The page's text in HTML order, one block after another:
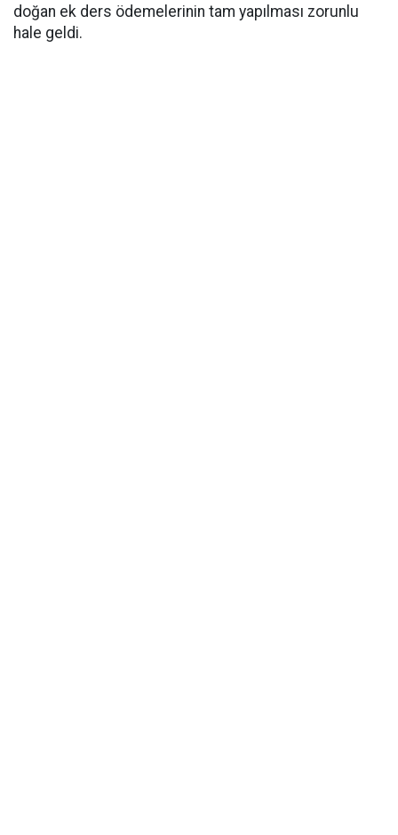
doğan ek ders ödemelerinin tam yapılması zorunlu
hale geldi.